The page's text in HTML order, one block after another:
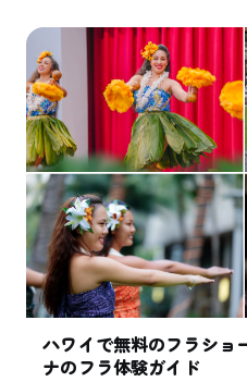
ハワイで無料のフラショ
ナのフラ体験ガイド